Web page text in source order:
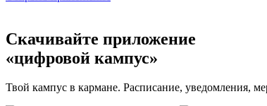
Скачивайте приложение
«цифровой кампус»
Твой кампус в кармане. Расписание, уведомления,